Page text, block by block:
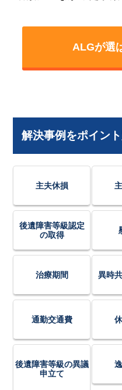
ALGが選
解決事例をポイン
主夫休損
後遺障害等級認定
の取得
治療期間 異時
通勤交通費
後遺障害等級の異議
申立て